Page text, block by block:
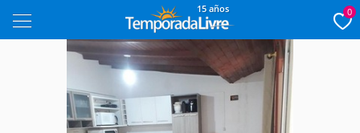
15 años 0